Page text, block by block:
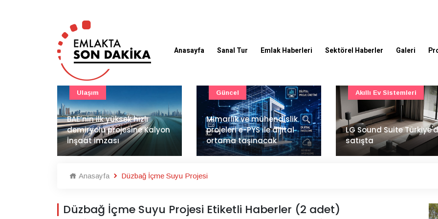
Anasayfa Sanal Tur Emlak Haberleri Sektörel Haberler Galeri
Mimarlık ve mühendislik
projeleri e-PYS ile dijital
ortama taşınacak
Güncel
LG Sound Suite Türkiye'de
satışta
Akıllı Ev Sistemleri
İstanbul Havalimanı'nın
ana pistinde sona doğru
Ulaşım
Anasayfa Düzbağ İçme Suyu Projesi
Düzbağ İçme Suyu Projesi Etiketli Haberler (2 adet)